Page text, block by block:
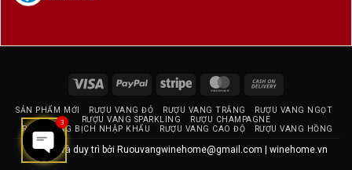
Visa PayPal Stripe MasterCard
Delivery
SẢN PHẨM MỚI RƯỢU VANG ĐỎ RƯỢU VANG TRẮNG
RƯỢU VANG NGỌT
RƯỢU VANG SPARKLING
RƯỢU CHAMPAGNE
RƯỢU VANG BỊCH NHẬP KHẨU
RƯỢU VANG CAO ĐỘ RƯỢU VANG HỒNG
Thiết kế và duy trì bởi Ruouvangwinehome@gmail.com | winehome.vn
3